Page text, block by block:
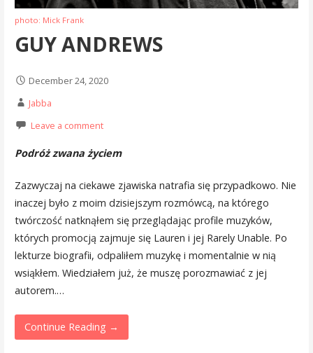
photo: Mick Frank
GUY ANDREWS
December 24, 2020
Jabba
Leave a comment
Podróż zwana życiem
Zazwyczaj na ciekawe zjawiska natrafia się przypadkowo. Nie
inaczej było z moim dzisiejszym rozmówcą, na którego
twórczość natknąłem się przeglądając profile muzyków,
których promocją zajmuje się Lauren i jej Rarely Unable. Po
lekturze biografii, odpaliłem muzykę i momentalnie w nią
wsiąkłem. Wiedziałem już, że muszę porozmawiać z jej
autorem.…
Continue Reading →